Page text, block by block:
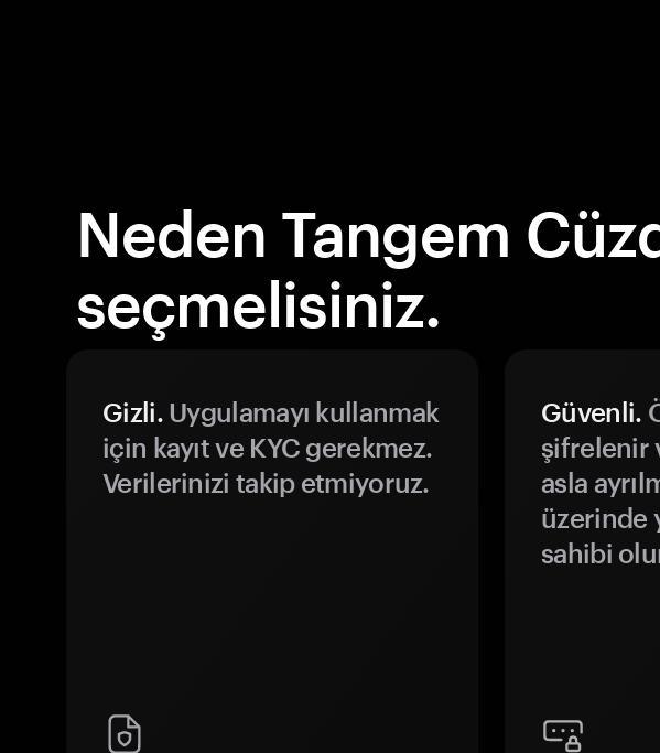
Neden Tangem
seçmelisiniz.
Gizli.Uygulamayı kullanmak
için kayıt ve KYC gerekmez.
Verilerinizi takip etmiyoruz.
Güvenli.
şifrelenir
asla
üzerinde
sahibi